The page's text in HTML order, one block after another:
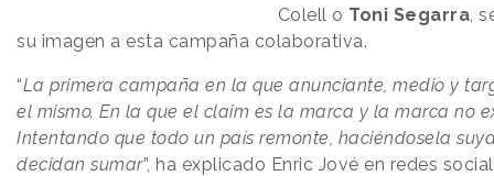
Colell o Toni Segarra ,
su imagen a esta campaña colaborativa.
“La primera campaña en la que anunciante, medio y
el mismo. En la que el claim es la marca y la marca no
Intentando que todo un país remonte, haciéndosela
decidan sumar”, ha explicado Enric Jové en redes